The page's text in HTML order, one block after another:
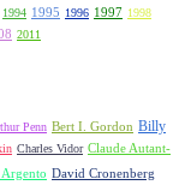
1994 1995 1996 1997 1998
2011
Penn Bert I. Gordon Billy
Charles Vidor Claude Autant-
David Cronenberg